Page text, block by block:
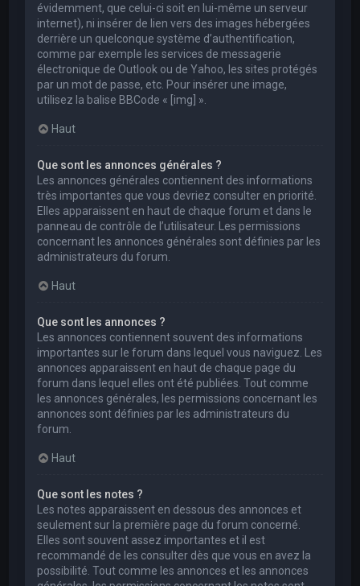
évidemment, que celui-ci soit en lui-même un serveur
internet), ni insérer de lien vers des images hébergées
derrière un quelconque système d’authentification,
comme par exemple les services de messagerie
électronique de Outlook ou de Yahoo, les sites protégés
par un mot de passe, etc. Pour insérer une image,
utilisez la balise BBCode « [img] ».
Haut
Que sont les annonces générales ?
Les annonces générales contiennent des informations
très importantes que vous devriez consulter en priorité.
Elles apparaissent en haut de chaque forum et dans le
panneau de contrôle de l’utilisateur. Les permissions
concernant les annonces générales sont définies par les
administrateurs du forum.
Haut
Que sont les annonces ?
Les annonces contiennent souvent des informations
importantes sur le forum dans lequel vous naviguez. Les
annonces apparaissent en haut de chaque page du
forum dans lequel elles ont été publiées. Tout comme
les annonces générales, les permissions concernant les
annonces sont définies par les administrateurs du
forum.
Haut
Que sont les notes ?
Les notes apparaissent en dessous des annonces et
seulement sur la première page du forum concerné.
Elles sont souvent assez importantes et il est
recommandé de les consulter dès que vous en avez la
possibilité. Tout comme les annonces et les annonces